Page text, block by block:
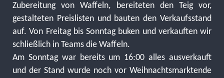
Zubereitung von Waffeln, bereiteten den Teig vor,
gestalteten Preislisten und bauten den Verkaufsstand
auf. Von Freitag bis Sonntag buken und verkauften wir
schließlich in Teams die Waffeln.
Am Sonntag war bereits um 16:00 alles ausverkauft
und der Stand wurde noch vor Weihnachtsmarktende